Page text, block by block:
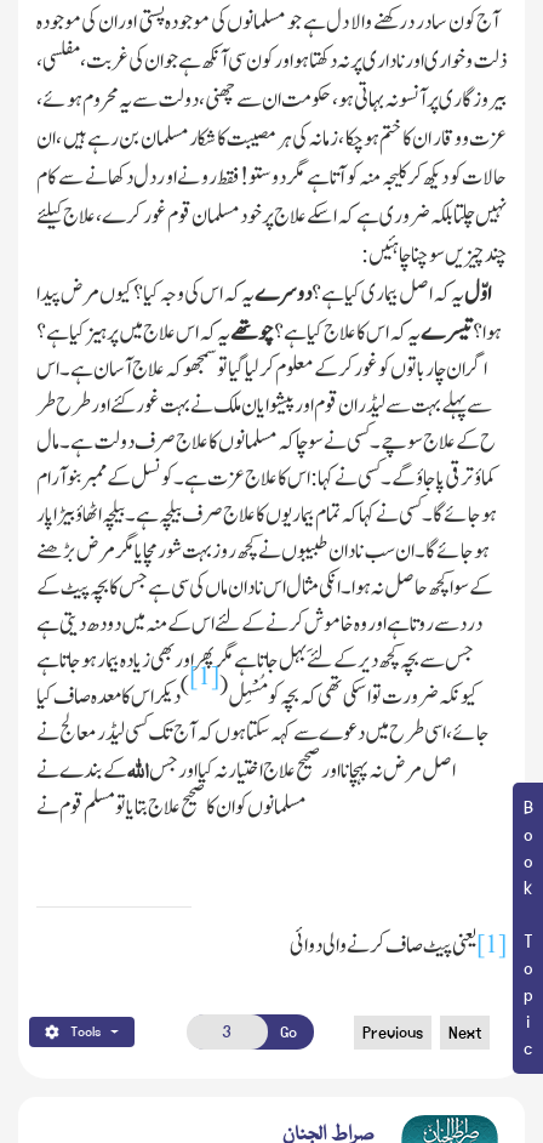
Book Topic
آج کو ن سا در در کھنے والا دل ہے جو مسلمانوں کی موجودہ پستی اور ان کی موجودہ
ذلت وخواری اور ناداری پر نہ دکھتا ہو اور کون سی آنکھ ہے جو ان کی غربت، مفلسی،
بیروز گاری پرآنسو نہ بہاتی ہو ، حکومت ان سے چھنی، دولت سے یہ محروم ہوئے ،
عزت ووقار ان کا ختم ہوچکا ، زمانہ کی ہر مصیبت کا شکار مسلمان بن رہے ہیں ، ان
حالات کو دیکھ کر کلیجہ منہ کو آتا ہے مگر دو ستو! فقط رو نے او ر دل دکھانے سے کام
نہیں چلتا بلکہ ضروری ہے کہ اسکے علاج پر خود مسلمان قوم غور کر ے ، علاج کیلئے
چند چیزیں سوچنا چاہئیں :
اوّلیہ کہ اصل بیماری کیا ہے ؟دو سرےیہ کہ اس کی وجہ کیا ؟ کیوں مرض پیدا
ہوا ؟تیسرےیہ کہ اس کا علاج کیا ہے ؟چوتھےیہ کہ اس علاج میں پر ہیز کیا ہے ؟
اگر ان چا ر باتو ں کو غور کر کے معلوم کرلیا گیا تو سمجھو کہ علاج آسان ہے ۔ اس
سے پہلے بہت سے لیڈ ر ان قوم اور پیشوا یان ملک نے بہت غو ر کئے اور طر ح طر
ح کے علاج سوچے ۔ کسی نے سو چا کہ مسلمانوں کا علاج صرف دو لت ہے ۔ مال
کماؤ تر قی پاجاؤ گے ۔ کسی نے کہا: اس کا علاج عز ت ہے ۔ کونسل کے ممبر بنو آرام
ہوجائے گا ۔کسی نے کہا کہ تمام بیماریوں کا علاج صرف بیلچہ ہے ۔ بیلچہ اٹھا ؤ بیڑا پار
ہوجائے گا ۔ ان سب نادان طبیبو ں نے کچھ رو ز بہت شور مچایا مگر مر ض بڑھنے
کے سوا کچھ حاصل نہ ہوا ۔ انکی مثال اس نادان ماں کی سی ہے جس کا بچہ پیٹ کے
درد سے روتا ہے اور وہ خاموش کرنے کے لئے اس کے منہ میں دودھ دیتی ہے
جس سے بچہ کچھ دیر کے لئے َبہل جاتا ہے مگر پھر اور بھی زیادہ بیمار ہو جاتا ہے
کیونکہ ضرورت تو اسکی تھی کہ بچہ کو مُسْہِل(
[1]
)دیکر اس کا معدہ صاف کیا
جائے ، اسی طر ح میں دعوے سے کہہ سکتا ہوں کہ آج تک کسی لیڈر معا لج نے
اصل مرض نہ پہچا نا اور صحیح علاج اختیار نہ کیا اور جساللہکے بندے نے
مسلمانوں کو ان کا صحیح علاج بتا یا تو مسلم قوم نے
[1]یعنی پیٹ صاف کرنے والی دوائی
Tools Go Previous Next
صراط الجنان